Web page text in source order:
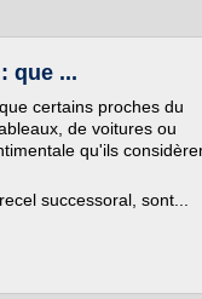
que ...
certains proches du
de voitures ou
qu'ils
successoral, sont...